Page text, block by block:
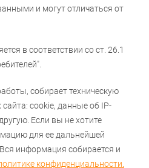
и могут отличаться от
в соответствии со ст. 26.1
собирает техническую
cookie, данные об IP-
Если вы не хотите
для ее дальнейшей
информация собирается и
конфиденциальности.